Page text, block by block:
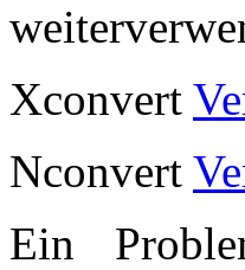
Xconvert
Nconvert
Ein